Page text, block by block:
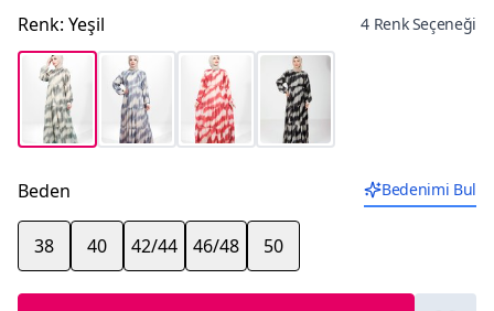
Renk: Yeşil 4 Renk Seçeneği
Beden Bedenimi Bul
38 40 42/44 46/48 50